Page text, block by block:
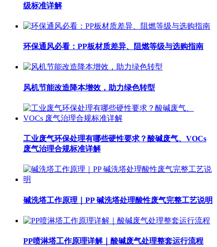
级标准详解
环保通风必看：PP板材质差异、阻燃等级与选购指南
风机节能改造降本增效，助力绿色转型
工业废气环保处理有哪些硬性要求？酸碱废气、VOCs
废气治理合规标准详解
碱洗塔工作原理｜PP 碱洗塔处理酸性废气完整工艺说明
PP喷淋塔工作原理详解｜酸碱废气处理整套运行流程